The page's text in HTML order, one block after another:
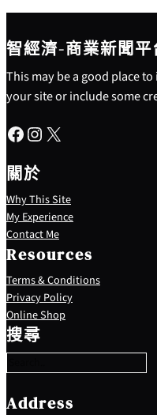
智經濟-商業新聞平
This may be a good place
your site or include some
Facebook Instagram X
關於
Why This Site
My Experience
Contact Me
Resources
Terms & Conditions
Privacy Policy
Online Shop
搜尋
S
e
a
c
h
Address